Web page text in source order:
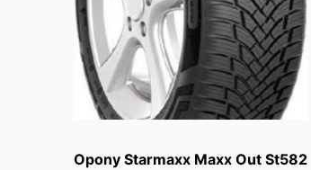
Opony Starmaxx Maxx Out St582